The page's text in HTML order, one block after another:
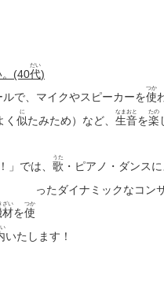
。(40代
だい
)
ルで、マイクやスピーカーを使
つか
似
に
たみため）など、 生音
なまおと
を楽
たの
」では、 歌
うた
・ピアノ・ダンス
材
ざい
を使
つか
ったダイナミックなコン
いたします！